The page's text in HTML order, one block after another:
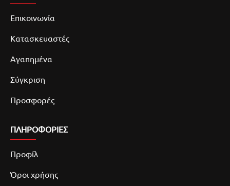
Επικοινωνία
Κατασκευαστές
Αγαπημένα
Σύγκριση
Προσφορές
ΠΛΗΡΟΦΟΡΙΕΣ
Προφίλ
Όροι χρήσης